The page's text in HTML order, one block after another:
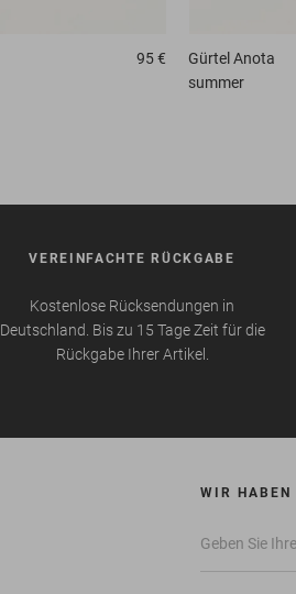
95 € Gürtel Anota
summer
VEREINFACHTE RÜCKGABE
Kostenlose Rücksendungen in
Deutschland. Bis zu 15 Tage Zeit für die
Rückgabe Ihrer Artikel.
WIR HABEN